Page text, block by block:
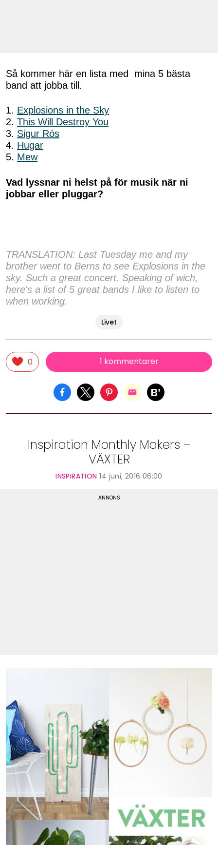
Så kommer här en lista med mina 5 bästa
band att jobba till.
1. Explosions in the Sky
2. This Will Destroy You
3. Sigur Rós
4. Hugar
5. Mew
Vad lyssnar ni helst på för musik när ni
jobbar eller pluggar?
TRANSLATION: Last Tuesday me and my
brother went to Berns to see Explosions in the
sky. Such a great concert. Speaking of wich,
here's a list of 5 great bands I like to listen to
when working.
Livet
0 1 kommentarer
Inspiration Monthly Makers –
VÄXTER
INSPIRATION 14 juni, 2016 06:00